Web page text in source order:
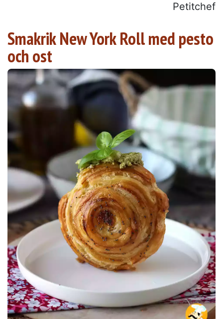
Petitchef
Smakrik New York Roll med pesto
och ost